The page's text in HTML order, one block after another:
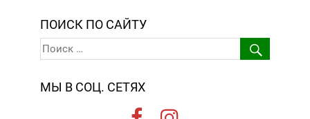
ПОИСК ПО САЙТУ
МЫ В СОЦ. СЕТЯХ